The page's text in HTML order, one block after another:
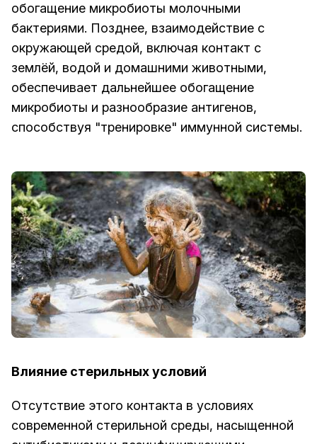
обогащение микробиоты молочными
бактериями. Позднее, взаимодействие с
окружающей средой, включая контакт с
землёй, водой и домашними животными,
обеспечивает дальнейшее обогащение
микробиоты и разнообразие антигенов,
способствуя "тренировке" иммунной системы.
Влияние стерильных условий
Отсутствие этого контакта в условиях
современной стерильной среды, насыщенной